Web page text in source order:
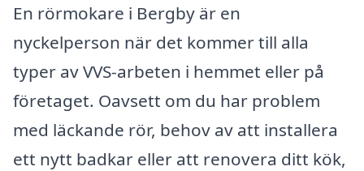
En rörmokare i Bergby är en
nyckelperson när det kommer till alla
typer av VVS-arbeten i hemmet eller på
företaget. Oavsett om du har problem
med läckande rör, behov av att installera
ett nytt badkar eller att renovera ditt kök,